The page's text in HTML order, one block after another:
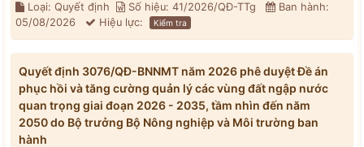
Loại: Quyết định Số hiệu: 41/2026/QĐ-TTg
Ban hành:
05/08/2026
Hiệu lực: Kiểm tra
Quyết định 3076/QĐ-BNNMT năm 2026 phê duyệt Đề án
phục hồi và tăng cường quản lý các vùng đất ngập nước
quan trọng giai đoạn 2026 - 2035, tầm nhìn đến năm
2050 do Bộ trưởng Bộ Nông nghiệp và Môi trường ban
hành